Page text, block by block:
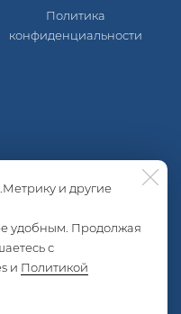
и другие
удобным. Продолжая
с
и Политикой
Политика
конфиденциальности